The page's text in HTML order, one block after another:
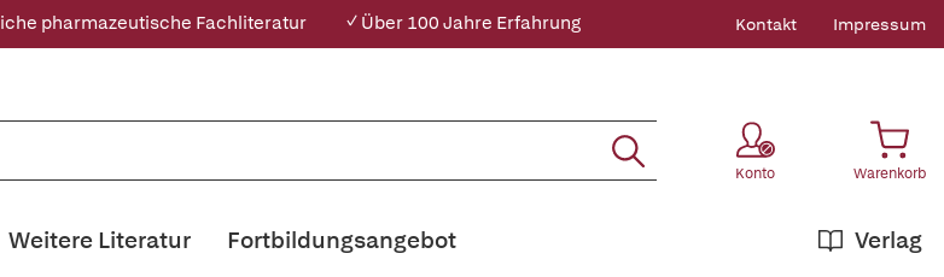
pharmazeutische Fachliteratur ✓ Über 100 Jahre Erfahrung Kontakt Impressum
Konto Warenkorb
Weitere Literatur Verlag
Fortbildungsangebot